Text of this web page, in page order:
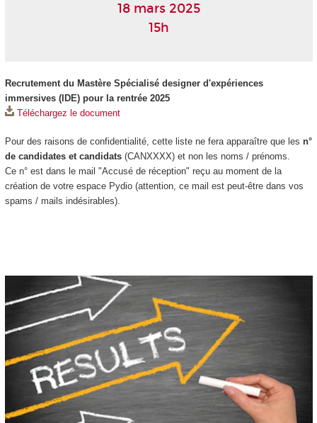
18 mars 2025
15h
Recrutement du Mastère Spécialisé designer d'expériences
immersives (IDE) pour la rentrée 2025
Téléchargez le document
Pour des raisons de confidentialité, cette liste ne fera apparaître que les n°
de candidates et candidats(CANXXXX) et non les noms / prénoms.
Ce n° est dans le mail "Accusé de réception" reçu au moment de la
création de votre espace Pydio (attention, ce mail est peut-être dans vos
spams / mails indésirables).